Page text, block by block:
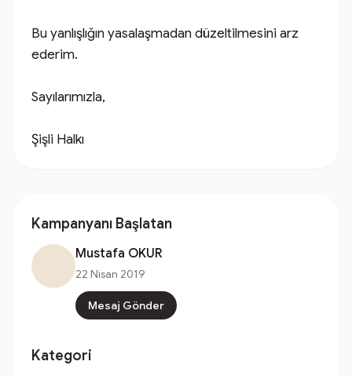
Bu yanlışlığın yasalaşmadan düzeltilmesini arz
ederim.
Sayılarımızla,
Şişli Halkı
Kampanyanı Başlatan
Mustafa OKUR
22 Nisan 2019
Mesaj Gönder
Kategori